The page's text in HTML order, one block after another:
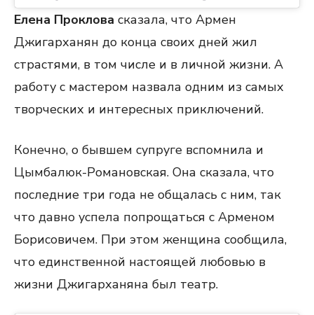
Елена Проклова сказала, что Армен
Джигарханян до конца своих дней жил
страстями, в том числе и в личной жизни. А
работу с мастером назвала одним из самых
творческих и интересных приключений.
Конечно, о бывшем супруге вспомнила и
Цымбалюк-Романовская. Она сказала, что
последние три года не общалась с ним, так
что давно успела попрощаться с Арменом
Борисовичем. При этом женщина сообщила,
что единственной настоящей любовью в
жизни Джигарханяна был театр.